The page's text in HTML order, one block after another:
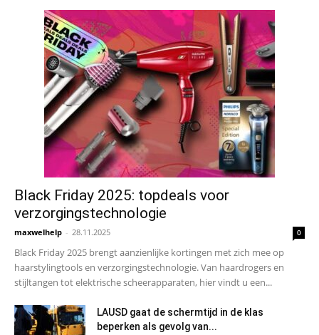
Black Friday 2025: topdeals voor
verzorgingstechnologie
maxwelhelp - 28.11.2025 0
Black Friday 2025 brengt aanzienlijke kortingen met zich mee op
haarstylingtools en verzorgingstechnologie. Van haardrogers en
stijltangen tot elektrische scheerapparaten, hier vindt u een...
LAUSD gaat de schermtijd in de klas
beperken als gevolg van...